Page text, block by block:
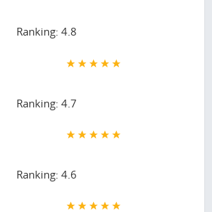
Ranking: 4.8
Ranking: 4.7
Ranking: 4.6